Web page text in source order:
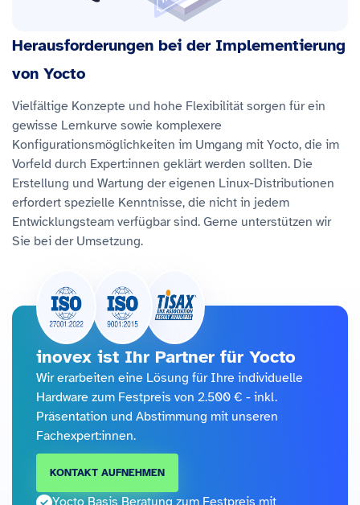
Herausforderungen bei der Implementierung
von Yocto
Vielfältige Konzepte und hohe Flexibilität sorgen für ein
gewisse Lernkurve sowie komplexere
Konfigurationsmöglichkeiten im Umgang mit Yocto, die im
Vorfeld durch Expert:innen geklärt werden sollten. Die
Erstellung und Wartung der eigenen Linux-Distributionen
erfordert spezielle Kenntnisse, die nicht in jedem
Entwicklungsteam verfügbar sind. Gerne unterstützen wir
Sie bei der Umsetzung.
inovex ist Ihr Partner für Yocto
Wir erarbeiten eine Lösung für Ihre individuelle
Hardware zum Festpreis von 2.500 € - inkl.
Präsentation und Abstimmung mit unseren
Fachexpert:innen.
KONTAKT AUFNEHMEN
Yocto Basis Beratung zum Festpreis mit